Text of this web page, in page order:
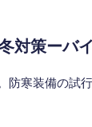
対策ーバ
防寒装備の試